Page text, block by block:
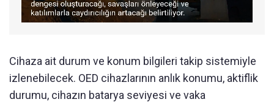
Cihaza ait durum ve konum bilgileri takip sistemiyle
izlenebilecek. OED cihazlarının anlık konumu, aktiflik
durumu, cihazın batarya seviyesi ve vaka